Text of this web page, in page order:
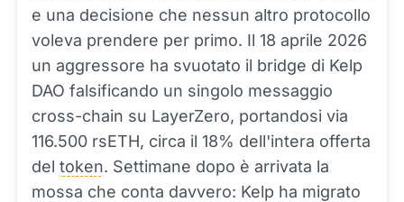
e una decisione che nessun altro protocollo
voleva prendere per primo. Il 18 aprile 2026
un aggressore ha svuotato il bridge di Kelp
DAO falsificando un singolo messaggio
cross-chain su LayerZero, portandosi via
116.500 rsETH, circa il 18% dell'intera offerta
del token. Settimane dopo è arrivata la
mossa che conta davvero: Kelp ha migrato